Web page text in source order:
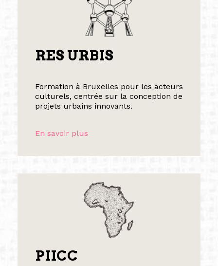
RES URBIS
Formation à Bruxelles pour les acteurs
culturels, centrée sur la conception de
projets urbains innovants.
En savoir plus
PIICC